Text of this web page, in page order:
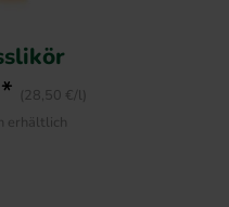
(28,50 €/l)
erhältlich